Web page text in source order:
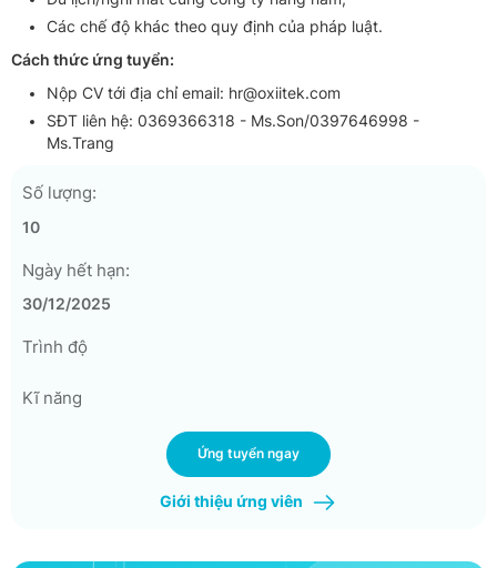
Các chế độ khác theo quy định của pháp luật.
Cách thức ứng tuyển:
Nộp CV tới địa chỉ email: hr@oxiitek.com
SĐT liên hệ: 0369366318 - Ms.Son/0397646998 -
Ms.Trang
Số lượng:
10
Ngày hết hạn:
30/12/2025
Trình độ
Kĩ năng
Ứng tuyển ngay
Giới thiệu ứng viên